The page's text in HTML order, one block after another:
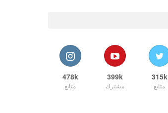
315k
متابع
399k
مشترك
478k
متابع